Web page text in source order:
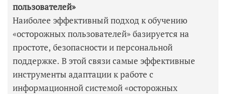
пользователей»
Наиболее эффективный подход к обучению
«осторожных пользователей» базируется на
простоте, безопасности и персональной
поддержке. В этой связи самые эффективные
инструменты адаптации к работе с
информационной системой «осторожных